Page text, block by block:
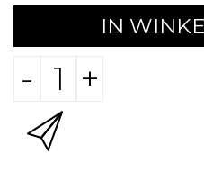
IN
- +